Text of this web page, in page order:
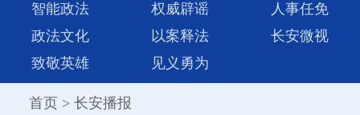
智能政法
权威辟谣
人事任免
政法文化
以案释法
长安微视
致敬英雄
见义勇为
首页 > 长安播报